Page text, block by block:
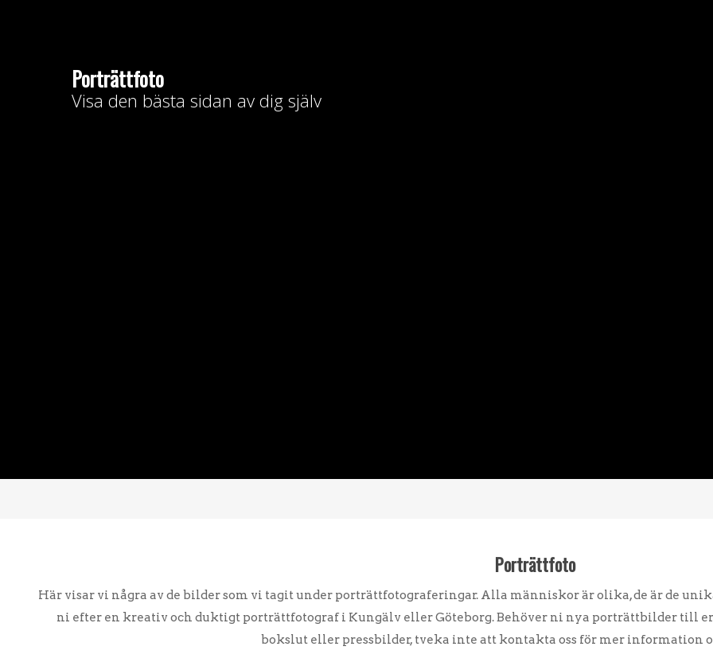
Porträttfoto
Visa den bästa sidan av dig själv
Porträttfoto
Här visar vi några av de bilder som vi tagit under porträttfotograferingar. Alla människor är olika, de är de
ni efter en kreativ och duktigt porträttfotograf i Kungälv eller Göteborg. Behöver ni nya porträttbilder till
bokslut eller pressbilder, tveka inte att kontakta oss för mer information